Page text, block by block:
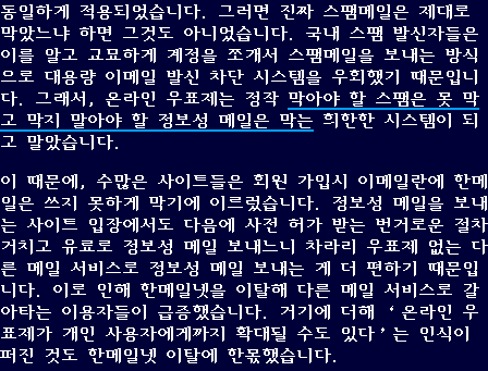
동일하게 적용되었습니다. 그러면 진짜 스팸메일은 제대로
막았느냐 하면 그것도 아니었습니다. 국내 스팸 발신자들은
이를 알고 교묘하게 계정을 쪼개서 스팸메일을 보내는 방식
으로 대용량 이메일 발신 차단 시스템을 우회했기 때문입니
다. 그래서, 온라인 우표제는 정작 막아야 할 스팸은 못 막
고 막지 말아야 할 정보성 메일은 막는 희한한 시스템이 되
고 말았습니다.
이 때문에, 수많은 사이트들은 회원 가입시 이메일란에 한메
일은 쓰지 못하게 막기에 이르렀습니다. 정보성 메일을 보내
는 사이트 입장에서도 다음에 사전 허가 받는 번거로운 절차
거치고 유료로 정보성 메일 보내느니 차라리 우표제 없는 다
른 메일 서비스로 정보성 메일 보내는 게 더 편하기 때문입
니다. 이로 인해 한메일넷을 이탈해 다른 메일 서비스로 갈
아타는 이용자들이 급증했습니다. 거기에 더해 ‘온라인 우
표제가 개인 사용자에게까지 확대될 수도 있다’는 인식이
퍼진 것도 한메일넷 이탈에 한몫했습니다.